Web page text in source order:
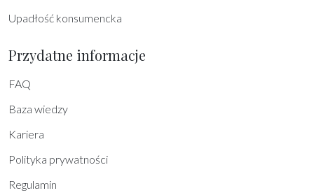
Upadłość konsumencka
Przydatne informacje
FAQ
Baza wiedzy
Kariera
Polityka prywatności
Regulamin